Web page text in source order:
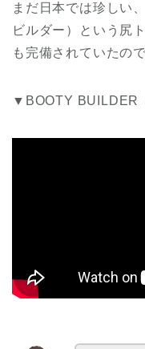
まだ日本では珍しい
ビルダー）という尻
も完備されていたの
▼BOOTY BUILDER